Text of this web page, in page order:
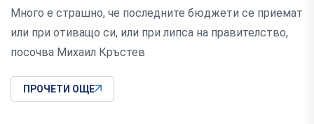
Много е страшно, че последните бюджети се приемат
или при отиващо си, или при липса на правителство,
посочва Михаил Кръстев
ПРОЧЕТИ ОЩЕ